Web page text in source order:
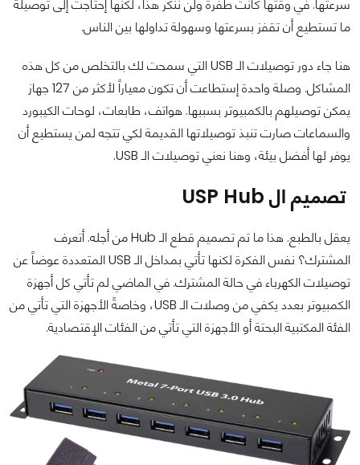
سرعتها. في وقتها كانت طفرة ولن ننكر هذا، لكنها إحتاجت إلى توصيلة
ما تستطيع أن تقفز بسرعتها وسهولة تداولها بين الناس.
هنا جاء دور توصيلات الـ USB التي سمحت لك بالتخلص من كل هذه
المشاكل. وصلة واحدة إستطاعت أن تكون معياراً لأكثر من 127 جهاز
يمكن توصيلهم بالكمبيوتر بسببها. هواتف، طابعات، لوحات الكيبورد
والسماعات صارت تنبذ توصيلاتها القديمة لكي تتجه لمن يستطيع أن
يوفر لها أفضل بيئة، وهنا نعني توصيلات الـ USB.
تصميم ال USP Hub
يعقل بالطبع. هذا ما تم تصميم قطع الـ Hub من أجله. أتعرف
المشترك؟ نفس الفكرة لكنها تأتي بمداخل الـ USB المتعددة عوضاً عن
توصيلات الكهرباء في حالة المشترك. في الماضي لم تأتي كل أجهزة
الكمبيوتر بعدد يكفي من وصلات الـ USB، وخاصةً الأجهزة التي تأتي من
الفئة المكتبية البحتة أو الأجهزة التي تأتي من الفئات الإقتصادية.